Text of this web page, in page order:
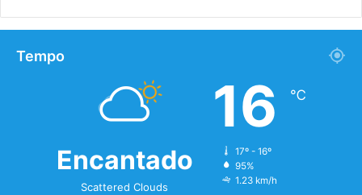
Tempo
Encantado
Scattered Clouds
16 ℃
17º - 16º
95%
1.23 km/h